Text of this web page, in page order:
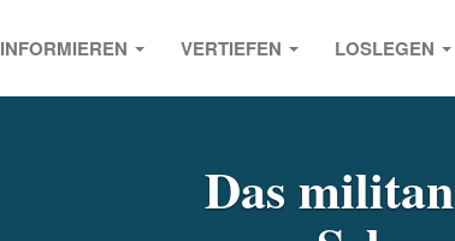
INFORMIEREN VERTIEFEN LOSLEGEN
Das
Previous